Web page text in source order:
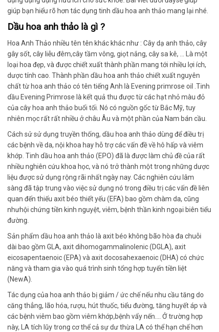
giúp bạn hiểu rõ hơn tác dụng tinh dầu hoa anh thảo mang lại nhé.
Dầu hoa anh thảo là gì ?
Hoa Anh Thảo nhiều tên tên khác khác như : Cây dạ anh thảo, cây
gây sốt, cây liễu đêm,cây tầm vông, giọt nắng, cây sa kê, … Là một
loại hoa đẹp, và đượcchiết xuất thành phần mang tới nhiều lợi ích,
dược tính cao. Thành phần dầu hoa anh thảo chiết xuấtnguyên
chấttừ hoa anh thảo có tên tiếng Anh là Evening primrose oil .Tinh
dầu Evening Primrose là kết quả thu đượctừ các hạt nhỏ màu đỏ
của cây hoa anh thảo buổi tối Nó có nguồn gốc từ Bắc Mỹ, tuy
nhiên mọc rất rất nhiều ởchâu Âu và một phần của Nam bán cầu.
Cách sử sử dụng truyền thống, dầu hoa anh thảo dùng đểđiều trị
các bệnh về da, nội khoa hayhỗ trợ các vấn đề về hô hấp và viêm
khớp. Tinh dầu hoa anh thảo (EPO) đã là được làm chủ đề của rất
nhiều nghiên cứu khoa học, và nó trở thành một trong những dược
liệu được sử dụng rộng rãi nhất ngày nay. Các nghiên cứu lâm
sàng đã tập trung vào việc sử dụng nó trong điều trị các vấn đề liên
quan đến thiếu axit béo thiết yếu (EFA) bao gồm chàm da, cũng
nhưhội chứng tiền kinh nguyệt, viêm, bệnh thần kinh ngoại biên tiểu
đường.
Sản phẩm dầu hoa anh thảo là axit béo không bão hòa đa chuỗi
dài bao gồm GLA, axit dihomogammalinolenic (DGLA), axit
eicosapentaenoic (EPA) và axit docosahexaenoic (DHA) có chức
năng và tham gia vào quá trình sinh tổng hợp tuyến tiền liệt
(NewA).
Tác dụng của hoa anh thảo bị giảm / ức chếnếu nhu cầu tăng do
căng thẳng, lão hóa, rượu, hút thuốc, tiểu đường, tăng huyết áp và
các bệnh viêm bao gồm viêm khớp,bệnh vẩy nến…. Ở trường hợp
này, LA tích lũy trong cơ thểcả sự dư thừa LA có thể hạn chế hơn